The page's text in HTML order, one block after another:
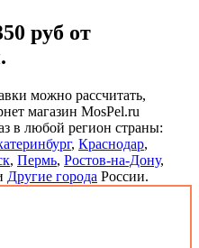
руб от
можно рассчитать,
магазин MosPel.ru
в любой регион страны:
, Краснодар,
, Пермь, Ростов-на-Дону,
Другие города России.